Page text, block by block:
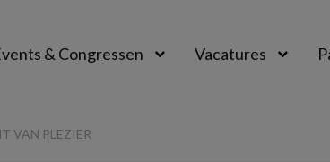
& Congressen Vacatures
VAN PLEZIER